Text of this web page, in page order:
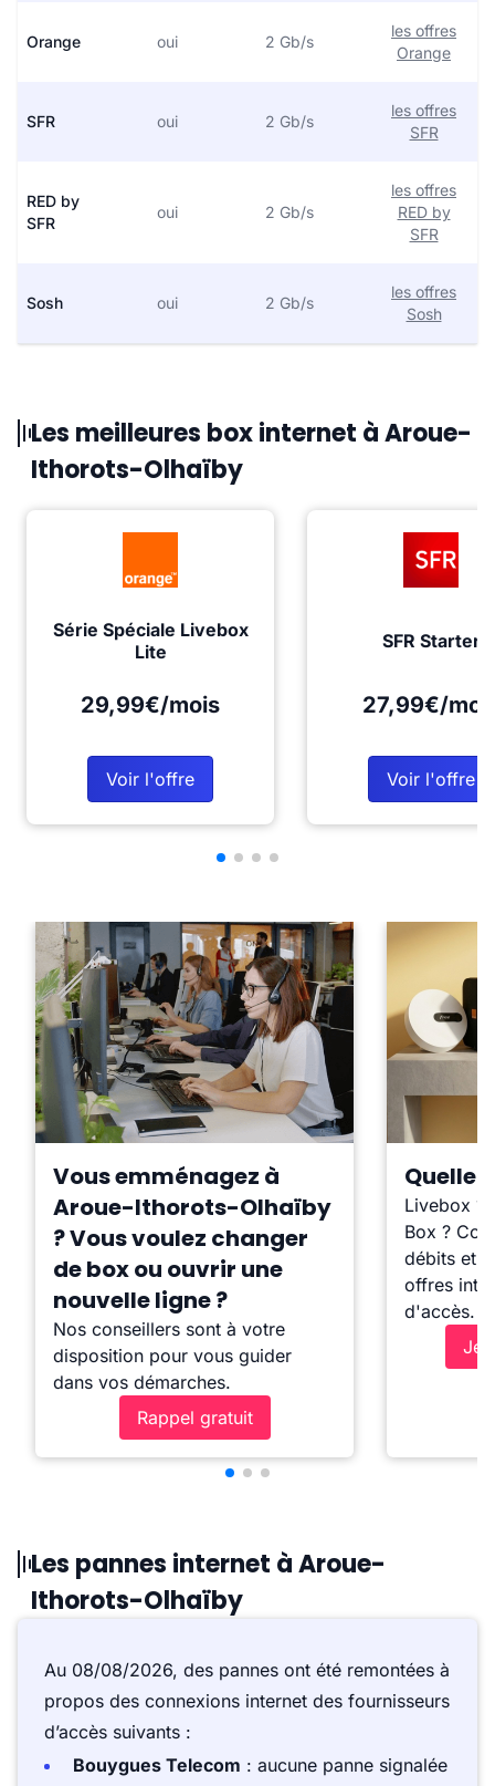
Orange oui 2 Gb/s
les offres
Orange
SFR oui 2 Gb/s
les offres
SFR
RED by
SFR
oui 2 Gb/s
les offres
RED by
SFR
Sosh oui 2 Gb/s
les offres
Sosh
Les meilleures box internet à Aroue-
Ithorots-Olhaïby
Série Spéciale Livebox
Lite
29,99€/mois
Voir l'offre
SFR Starter
27,99€/
Voir l'offre
Vous emménagez à
Aroue-Ithorots-Olhaïby
? Vous voulez changer
de box ou ouvrir une
nouvelle ligne ?
Nos conseillers sont à votre
disposition pour vous guider
dans vos démarches.
Rappel gratuit
Quelle
Livebox ?
Box ?
débits et
offres
d'accès.
Je
Les pannes internet à Aroue-
Ithorots-Olhaïby
Au 08/08/2026, des pannes ont été remontées à
propos des connexions internet des fournisseurs
d’accès suivants :
Bouygues Telecom : aucune panne signalée